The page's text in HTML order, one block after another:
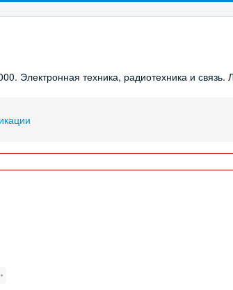
Электронная техника, радиотехника и связь.